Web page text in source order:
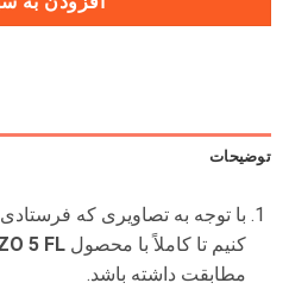
توضیحات
با توجه به تصاویری که
کنیم تا کاملاً با محصول 5 FL
مطابقت داشته باشد.